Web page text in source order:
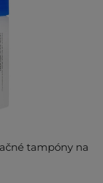
tampóny na